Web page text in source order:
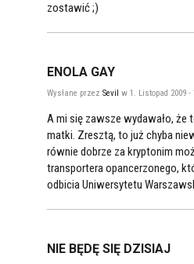
zostawić ;)
ENOLA GAY
Wysłane przez Sevil w 1. Listopad 2009 -
A mi się zawsze wydawało, że
matki. Zresztą, to już chyba
równie dobrze za kryptonim
transportera opancerzonego,
odbicia Uniwersytetu
NIE BĘDĘ SIĘ DZISIAJ